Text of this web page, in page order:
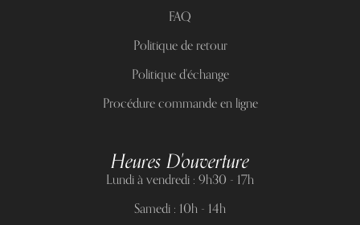
FAQ
Politique de retour
Politique d'échange
Procédure commande en ligne
Heures D'ouverture
Lundi à vendredi : 9h30 - 17h
Samedi : 10h - 14h